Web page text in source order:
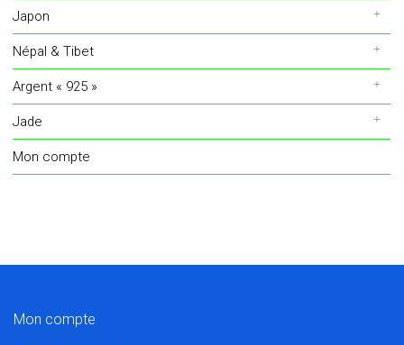
Japon
Népal & Tibet
Argent « 925 »
Jade
Mon compte
Mon compte